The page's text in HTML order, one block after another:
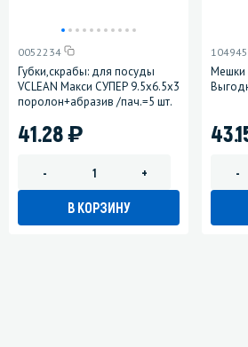
0052234
Губки,скрабы: для посуды
VCLEAN Макси СУПЕР 9.5х6.5х3
поролон+абразив /пач.=5 шт.
41.28)
- +
В КОРЗИНУ
Мешки
-